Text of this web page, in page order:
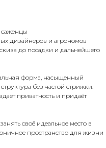
дизайнеров и агрономов
до посадки и дальнейшего
форма, насыщенный
без частой стрижки.
приватность и придаёт
своё идеальное место в
пространство для жизни